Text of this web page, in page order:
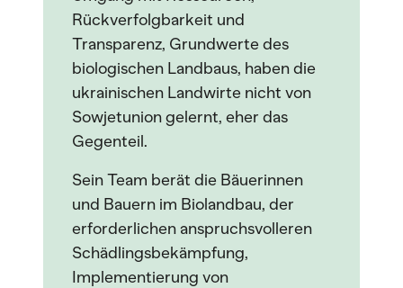
Rückverfolgbarkeit und
Transparenz, Grundwerte des
biologischen Landbaus, haben die
ukrainischen Landwirte nicht von
Sowjetunion gelernt, eher das
Gegenteil.
Sein Team berät die Bäuerinnen
und Bauern im Biolandbau, der
erforderlichen anspruchsvolleren
Schädlingsbekämpfung,
Implementierung von